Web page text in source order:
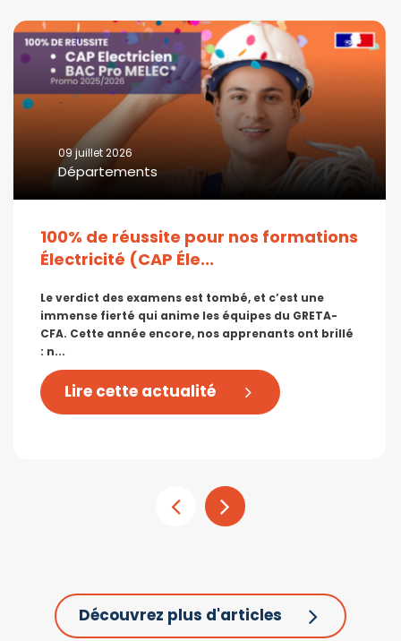
09 juillet 2026
Départements
100% de réussite pour nos formations
Électricité (CAP Éle...
Le verdict des examens est tombé, et c’est une
immense fierté qui anime les équipes du GRETA-
CFA. Cette année encore, nos apprenants ont brillé
: n...
Lire cette actualité
Découvrez plus d'articles